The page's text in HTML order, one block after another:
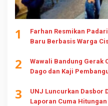
1
Farhan Resmikan
Baru Berbasis Warga
2
Wawali Bandung Gerak
Dago dan Kaji
3
UNJ Luncurkan Dasbor
Laporan Cuma